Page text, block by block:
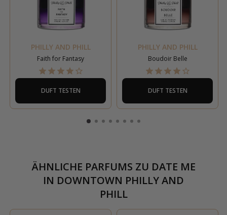
PHILLY AND PHILL
Faith for Fantasy
DUFT TESTEN
PHILLY AND PHILL
Boudoir Belle
DUFT TESTEN
ÄHNLICHE PARFUMS ZU DATE ME
IN DOWNTOWN PHILLY AND
PHILL